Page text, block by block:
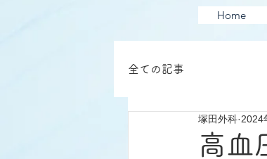
Home
全ての記事
高血
塚田外科 2024